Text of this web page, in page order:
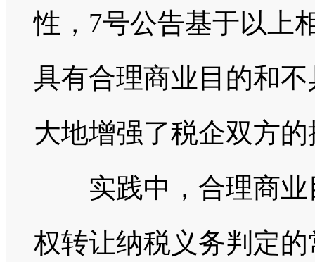
性，7号公告基于以上
具有合理商业目的和
大地增强了税企双方
实践中，合理商业
权转让纳税义务判定